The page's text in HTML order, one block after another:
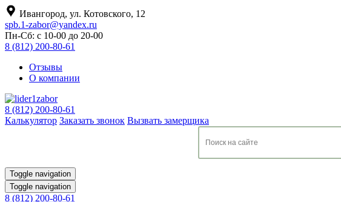
Ивангород, ул. Котовского, 12
spb.1-zabor@yandex.ru
Пн-Сб: с 10-00 до 20-00
8 (812) 200-80-61
Отзывы
О компании
8 (812) 200-80-61
Калькулятор Заказать звонок Вызвать замерщика
Toggle navigation
Toggle navigation
8 (812) 200-80-61